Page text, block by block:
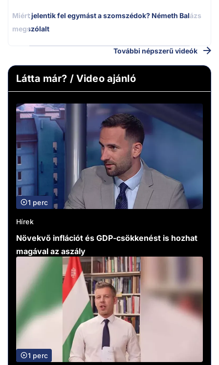
Miért jelentik fel egymást a szomszédok? Németh Balázs
megszólalt
További népszerű videók
Látta már? / Video ajánló
1 perc
Hírek
Növekvő inflációt és GDP-csökkenést is hozhat
magával az aszály
1 perc